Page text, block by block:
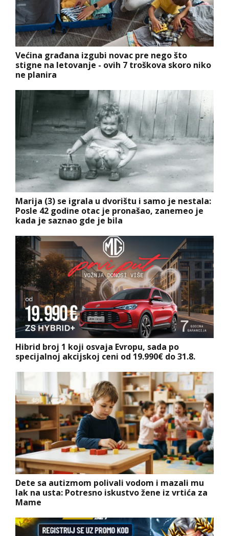
Većina građana izgubi novac pre nego što
stigne na letovanje - ovih 7 troškova skoro niko
ne planira
Marija (3) se igrala u dvorištu i samo je nestala:
Posle 42 godine otac je pronašao, zanemeo je
kada je saznao gde je bila
Hibrid broj 1 koji osvaja Evropu, sada po
specijalnoj akcijskoj ceni od 19.990€ do 31.8.
Dete sa autizmom polivali vodom i mazali mu
lak na usta: Potresno iskustvo žene iz vrtića za
Mame